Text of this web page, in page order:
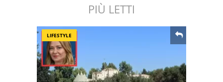
PIÙ LETTI
LIFESTYLE